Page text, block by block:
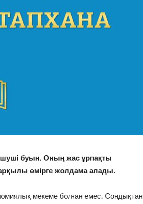
буын. Оның жас ұрпақты
арқылы өмірге жолдама алады.
мекеме болған емес. Сондықтан